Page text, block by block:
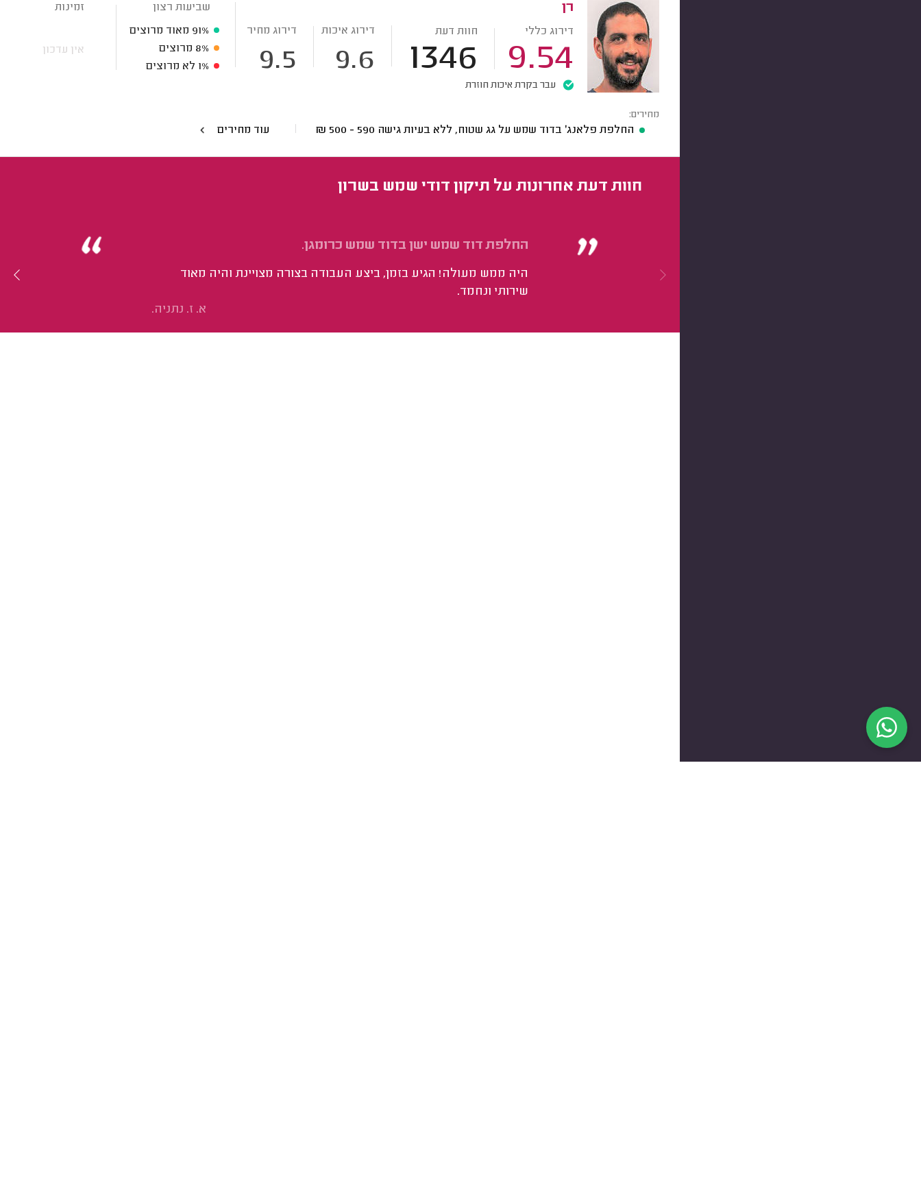
רן
דירוג כללי
9.54
חוות דעת
1346
דירוג איכות
9.6
דירוג מחיר
9.5
עבר בקרת איכות חוזרת
שביעות רצון
91% מאוד מרוצים
8% מרוצים
1% לא מרוצים
זמינות
אין עדכון
מחירים:
החלפת פלאנג' בדוד שמש על גג שטוח, ללא בעיות גישה 590 - 500
₪ עוד מחירים
חוות דעת אחרונות על תיקון דודי שמש בשרון
החלפת דוד שמש ישן בדוד שמש כרומגן.
היה ממש מעולה! הגיע בזמן, ביצע העבודה בצורה מצויינת והיה מאוד
שירותי ונחמד.
א. ז. נתניה.